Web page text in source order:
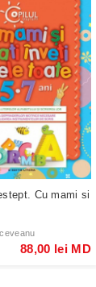
Cu mami si
88,00 lei MD